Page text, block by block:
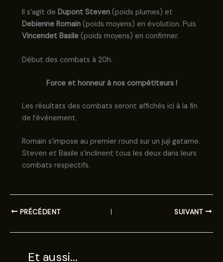
Il s’agit de Dupont Steven (poids plumes) et
Debienne Romain (poids moyens) en évolution. Puis
Vincendet Basile (poids moyens) en confirmer.
Début des combats à 20h.
Force et honneur à nos compétiteurs !
Les résultats des combats seront affichés ici à la fin
de l’événement.
Romain s’impose au premier round sur un juji gatame.
Steven et Basile s’inclinent tous les deux dans leurs
combats respectifs.
PRÉCÉDENT SUIVANT
Et aussi...